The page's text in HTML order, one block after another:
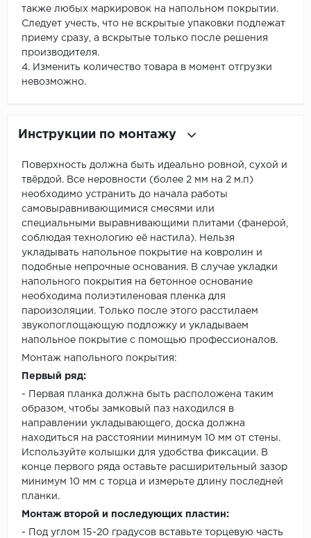
также любых маркировок на напольном покрытии.
Следует учесть, что не вскрытые упаковки подлежат
приему сразу, а вскрытые только после решения
производителя.
4. Изменить количество товара в момент отгрузки
невозможно.
Инструкции по монтажу
Поверхность должна быть идеально ровной, сухой и
твёрдой. Все неровности (более 2 мм на 2 м.п)
необходимо устранить до начала работы
самовыравнивающимися смесями или
специальными выравнивающими плитами (фанерой,
соблюдая технологию её настила). Нельзя
укладывать напольное покрытие на ковролин и
подобные непрочные основания. В случае укладки
напольного покрытия на бетонное основание
необходима полиэтиленовая пленка для
пароизоляции. Только после этого расстилаем
звукопоглощающую подложку и укладываем
напольное покрытие с помощью профессионалов.
Монтаж напольного покрытия:
Первый ряд:
- Первая планка должна быть расположена таким
образом, чтобы замковый паз находился в
направлении укладывающего, доска должна
находиться на расстоянии минимум 10 мм от стены.
Используйте колышки для удобства фиксации. В
конце первого ряда оставьте расширительный зазор
минимум 10 мм с торца и измерьте длину последней
планки.
Монтаж второй и последующих пластин:
- Под углом 15-20 градусов вставьте торцевую часть